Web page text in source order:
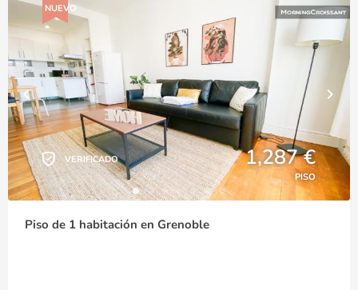
NUEVO
VERIFICADO 1,287 €
PISO
Piso de 1 habitación en Grenoble